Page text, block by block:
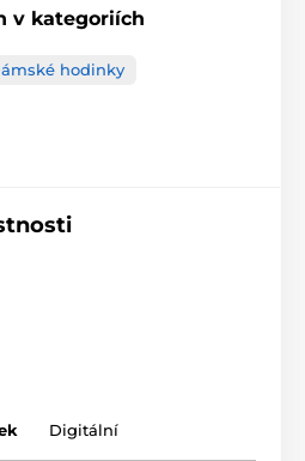
v kategoriích
hodinky
Digitální